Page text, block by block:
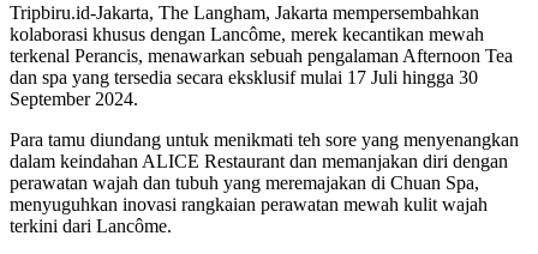
Tripbiru.id-Jakarta, The Langham, Jakarta mempersembahkan
kolaborasi khusus dengan Lancôme, merek kecantikan mewah
terkenal Perancis, menawarkan sebuah pengalaman Afternoon Tea
dan spa yang tersedia secara eksklusif mulai 17 Juli hingga 30
September 2024.
Para tamu diundang untuk menikmati teh sore yang menyenangkan
dalam keindahan ALICE Restaurant dan memanjakan diri dengan
perawatan wajah dan tubuh yang meremajakan di Chuan Spa,
menyuguhkan inovasi rangkaian perawatan mewah kulit wajah
terkini dari Lancôme.